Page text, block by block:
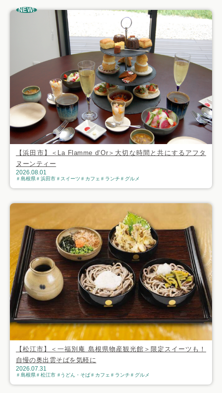
NEW!
【浜田市】＜La Flamme d‘Or＞大切な時間と共にするアフタ
ヌーンティー
2026.08.01
島根県 浜田市 スイーツ カフェ ランチ グルメ
【松江市】＜一福別庵 島根県物産観光館＞限定スイーツも！
自慢の奥出雲そばを気軽に
2026.07.31
島根県 松江市 うどん・そば カフェ ランチ グルメ